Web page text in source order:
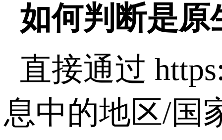
如何判断是
直接通过
息中的地区/国